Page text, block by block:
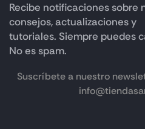
Recibe notificaciones sobre
consejos, actualizaciones y
tutoriales. Siempre puedes
No es spam.
Suscríbete a nuestro